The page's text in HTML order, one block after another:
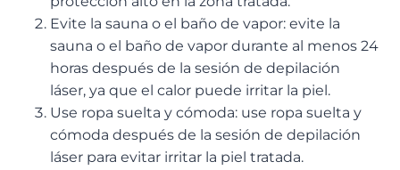
Evite la sauna o el baño de vapor: evite la
sauna o el baño de vapor durante al menos 24
horas después de la sesión de depilación
láser, ya que el calor puede irritar la piel.
Use ropa suelta y cómoda: use ropa suelta y
cómoda después de la sesión de depilación
láser para evitar irritar la piel tratada.